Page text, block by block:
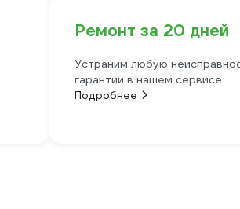
Ремонт за 20 дней
Устраним любую
гарантии в нашем сервисе
Подробнее